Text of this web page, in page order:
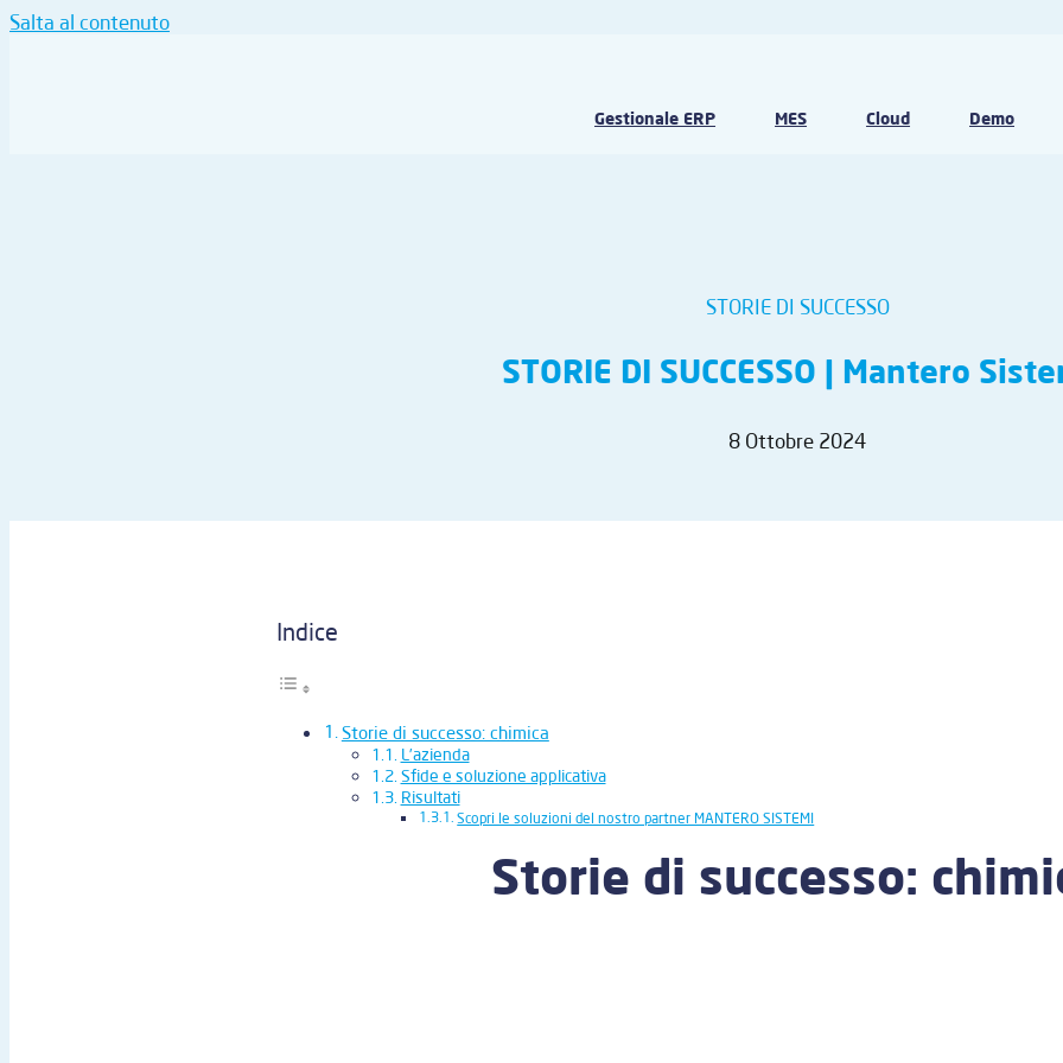
Salta al contenuto
Gestionale ERP MES Cloud Demo
STORIE DI SUCCESSO
STORIE DI SUCCESSO | Mantero
8 Ottobre 2024
Indice
Storie di successo: chimica
L’azienda
Sfide e soluzione applicativa
Risultati
Scopri le soluzioni del nostro partner MANTERO SISTEMI
Storie di successo: